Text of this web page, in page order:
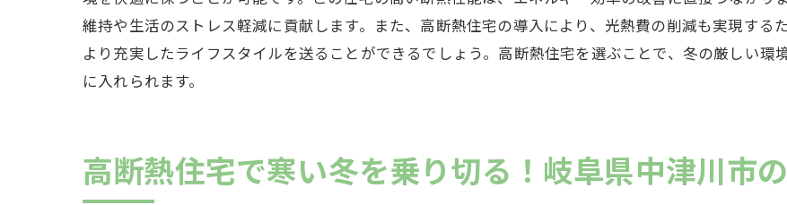
高断熱住宅を選ぶ際の魅力的なポイント
高断熱住宅が岐阜県中津川市の冬の暮らしを変える理由
生活の質を向上させる高断熱住宅の理由
維持や生活のストレス軽減に貢献します。また、高断熱住宅の導入により、光熱費の削減も実現する
より充実したライフスタイルを送ることができるでしょう。高断熱住宅を選ぶことで、冬の厳しい
に入れられます。
高断熱住宅で寒い冬を乗り切る！岐阜県中津川市